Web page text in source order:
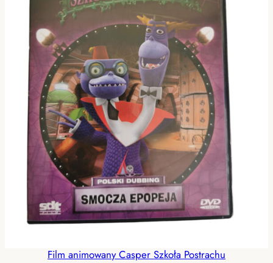
Film animowany Casper Szkoła Postrachu